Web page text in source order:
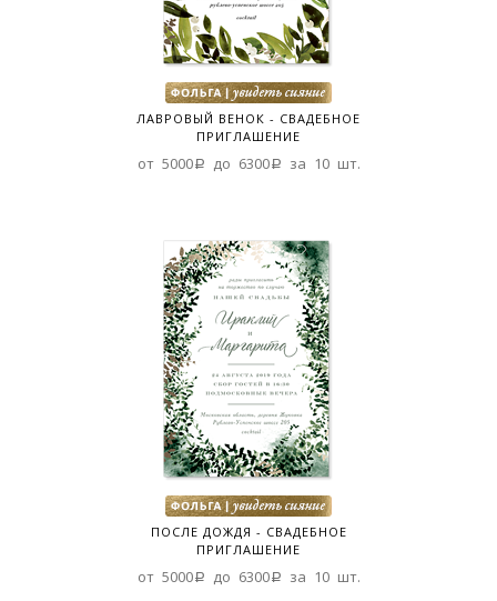
ЛАВРОВЫЙ ВЕНОК - СВАДЕБНОЕ
ПРИГЛАШЕНИЕ
от 5000a до 6300a за 10 шт.
ПОСЛЕ ДОЖДЯ - СВАДЕБНОЕ
ПРИГЛАШЕНИЕ
от 5000a до 6300a за 10 шт.